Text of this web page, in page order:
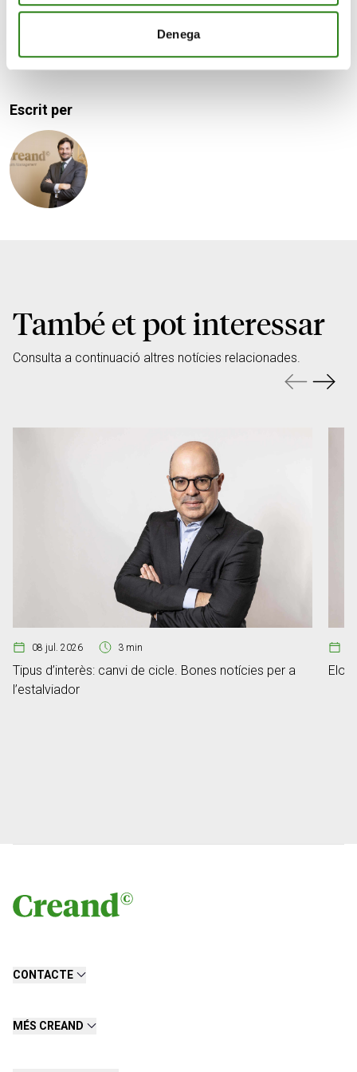
Denega
Com a conclusió podríem dir que, davant la inflació,
protegir el patrimoni no és només una acció financera,
sinó també un acte de responsabilitat moral.
Escrit per
També et pot interessar
Consulta a continuació altres notícies relacionades.
08 jul. 2026 3 min
Tipus d’interès: canvi de cicle. Bones notícies per a
l’estalviador
Elon
CONTACTE
MÉS CREAND